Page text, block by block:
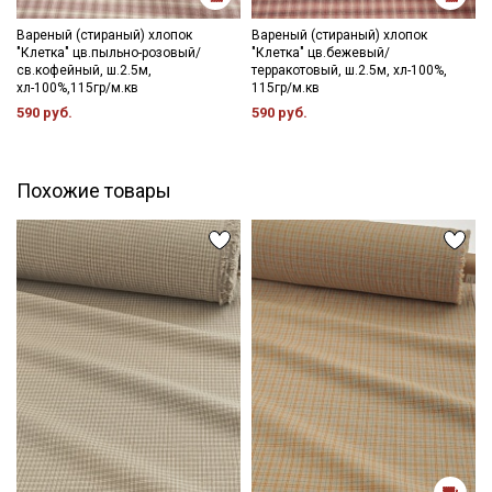
- противопоказано употребление отбеливателей;
- сушить в расправленном, подвешенном состоянии (не
пересушивать).
Цветопередача может отличаться от оригинального цвета
ткани в зависимости от настроек вашего монитора и в
Вареный (стираный) хлопок
"Клетка" цв.пыльно-розовый/
св.кофейный, ш.2.5м,
хл-100%,115гр/м.кв
590 руб.
Вареный (стираный) хлопок
"Клетка" цв.бежевый/
терракотовый, ш.2.5м, хл-100%,
115гр/м.кв
590 руб.
Похожие товары
Секретная рассылка от Купава